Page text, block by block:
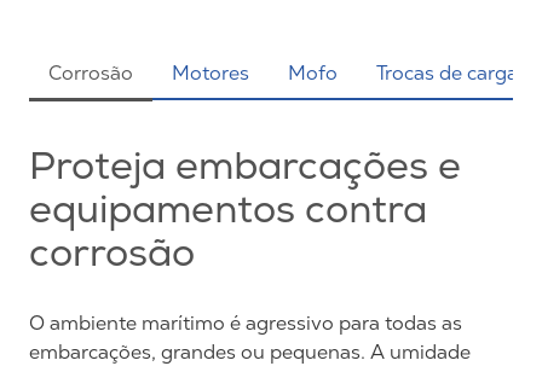
Corrosão Motores Mofo Trocas de carga
Proteja embarcações e
equipamentos contra
corrosão
O ambiente marítimo é agressivo para todas as
embarcações, grandes ou pequenas. A umidade